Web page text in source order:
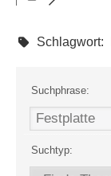
Schlagwort:
Suchphrase:
Suchtyp: